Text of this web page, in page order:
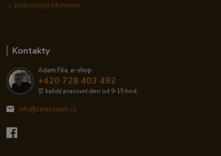
→ podrobnější informace
Kontakty
Adam Fila, e-shop
+420 728 403 492
⏰ každý pracovní den od 9-15 hod.
info@zelezodum.cz